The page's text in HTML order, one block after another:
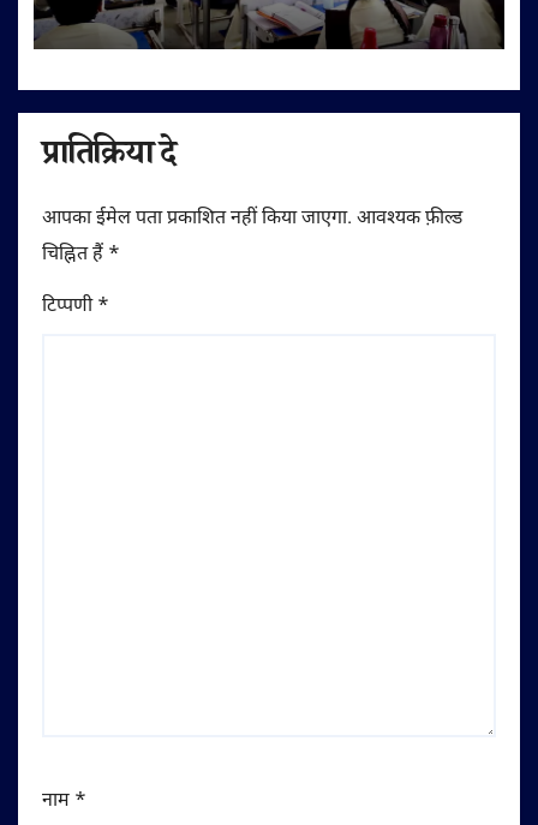
बोर्ड परीक्षार्थियों को दिए सफलता के मंत्र
प्रातिक्रिया दे
आपका ईमेल पता प्रकाशित नहीं किया जाएगा. आवश्यक फ़ील्ड
चिह्नित हैं *
टिप्पणी*
नाम *